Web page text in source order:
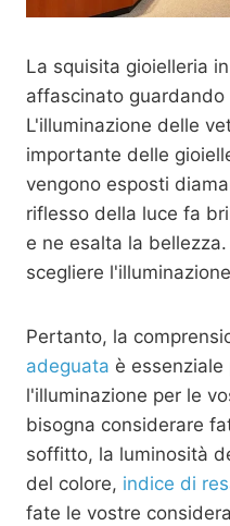
La squisita gioielleria
affascinato
L'illuminazione delle
importante delle
vengono esposti
riflesso della luce fa
e ne esalta la
scegliere
Pertanto, la
adeguata è
l'illuminazione per le
bisogna considerare
soffitto, la luminosità
del colore, indice di
fate le vostre